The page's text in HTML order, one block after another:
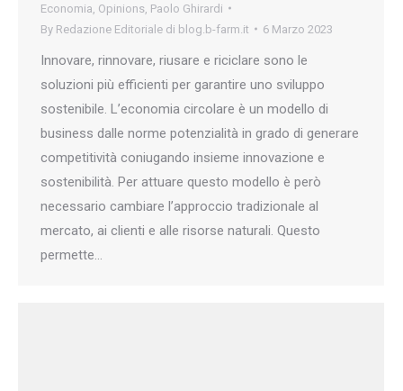
Economia Opinions Paolo Ghirardi
By Redazione Editoriale di blog.b-farm.it 6 Marzo 2023
Innovare, rinnovare, riusare e riciclare sono le
soluzioni più efficienti per garantire uno sviluppo
sostenibile. L’economia circolare è un modello di
business dalle norme potenzialità in grado di generare
competitività coniugando insieme innovazione e
sostenibilità. Per attuare questo modello è però
necessario cambiare l’approccio tradizionale al
mercato, ai clienti e alle risorse naturali. Questo
permette…